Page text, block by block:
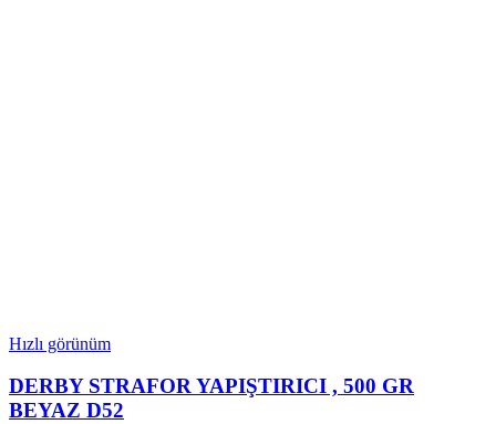
Hızlı görünüm
DERBY STRAFOR YAPIŞTIRICI , 500 GR
BEYAZ D52